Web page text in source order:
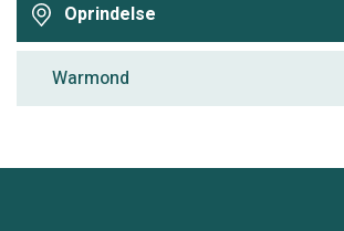
Oprindelse
Warmond